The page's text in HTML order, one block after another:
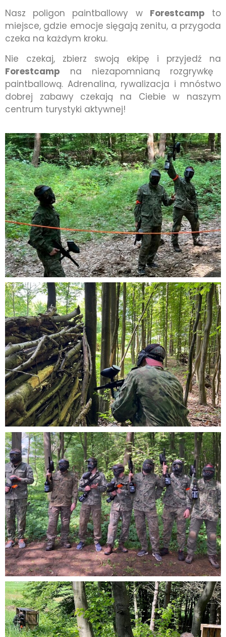
Nasz poligon paintballowy w Forestcamp to
miejsce, gdzie emocje sięgają zenitu, a przygoda
czeka na każdym kroku.
Nie czekaj, zbierz swoją ekipę i przyjedź na
Forestcamp na niezapomnianą rozgrywkę
paintballową. Adrenalina, rywalizacja i mnóstwo
dobrej zabawy czekają na Ciebie w naszym
centrum turystyki aktywnej!